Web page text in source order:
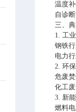
温度
自诊
三、
1. 工
钢铁
电力
2. 环
危废
化工
3. 新
燃料